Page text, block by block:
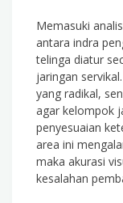
Memasuki
antara indra
telinga diatur
jaringan
yang radikal,
agar kelompok
penyesuaian
area ini
maka akurasi
kesalahan